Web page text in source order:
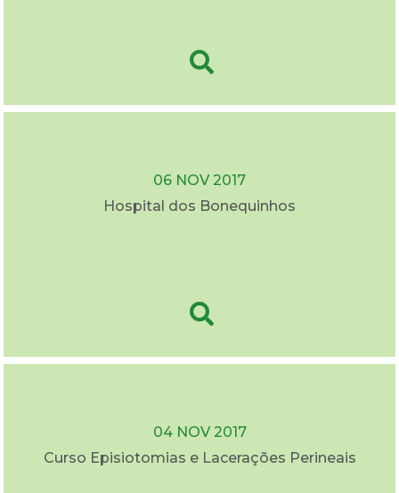
06 NOV 2017
Hospital dos Bonequinhos
04 NOV 2017
Curso Episiotomias e Lacerações Perineais